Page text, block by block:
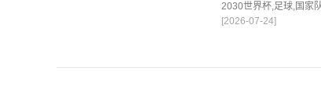
2030世界杯,足球,国家
站，24小时为你更新最
[2026-07-24]